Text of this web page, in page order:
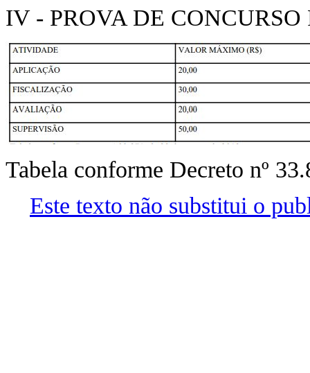
IV - PROVA DE
Tabela conforme Decreto nº
Este texto não substitui o